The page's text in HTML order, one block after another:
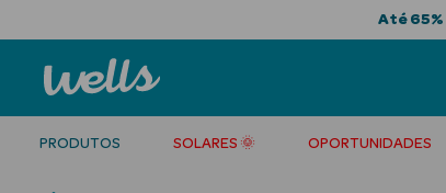
Até 65%
PRODUTOS SOLARES 🌞 OPORTUNIDADES